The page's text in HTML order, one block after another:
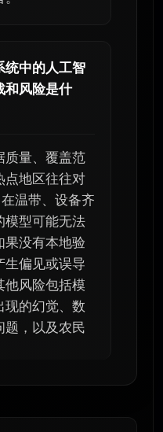
统中的人工智
和风险是什
质量、覆盖范
点地区往往对
温带、设备齐
模型可能无法
果没有本地验
生偏见或误导
他风险包括模
现的幻觉、数
题，以及农民